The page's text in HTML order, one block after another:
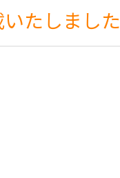
たしました